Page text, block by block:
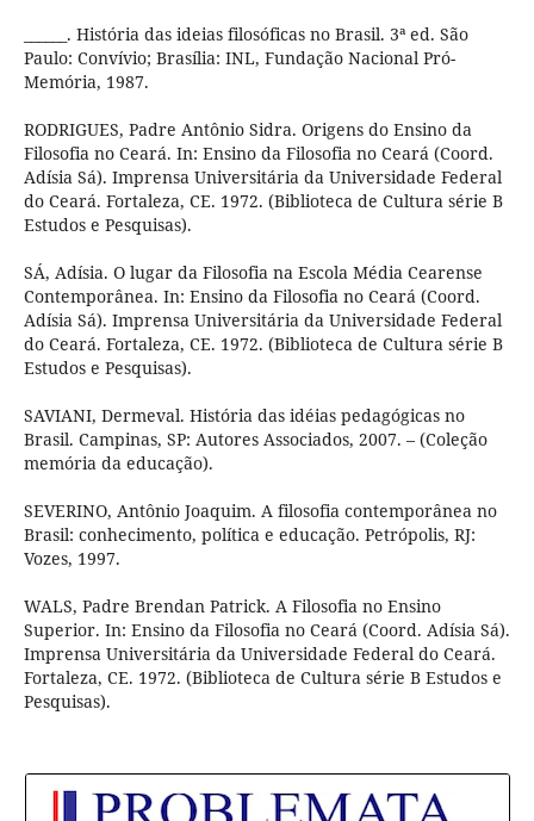
______. História das ideias filosóficas no Brasil. 3ª ed. São
Paulo: Convívio; Brasília: INL, Fundação Nacional Pró-
Memória, 1987.
RODRIGUES, Padre Antônio Sidra. Origens do Ensino da
Filosofia no Ceará. In: Ensino da Filosofia no Ceará (Coord.
Adísia Sá). Imprensa Universitária da Universidade Federal
do Ceará. Fortaleza, CE. 1972. (Biblioteca de Cultura série B
Estudos e Pesquisas).
SÁ, Adísia. O lugar da Filosofia na Escola Média Cearense
Contemporânea. In: Ensino da Filosofia no Ceará (Coord.
Adísia Sá). Imprensa Universitária da Universidade Federal
do Ceará. Fortaleza, CE. 1972. (Biblioteca de Cultura série B
Estudos e Pesquisas).
SAVIANI, Dermeval. História das idéias pedagógicas no
Brasil. Campinas, SP: Autores Associados, 2007. – (Coleção
memória da educação).
SEVERINO, Antônio Joaquim. A filosofia contemporânea no
Brasil: conhecimento, política e educação. Petrópolis, RJ:
Vozes, 1997.
WALS, Padre Brendan Patrick. A Filosofia no Ensino
Superior. In: Ensino da Filosofia no Ceará (Coord. Adísia Sá).
Imprensa Universitária da Universidade Federal do Ceará.
Fortaleza, CE. 1972. (Biblioteca de Cultura série B Estudos e
Pesquisas).